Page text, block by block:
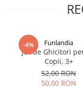
-4% Funlandia
Joc de Ghicitori
Copii, 3+
52,00 RON
50,00 RON